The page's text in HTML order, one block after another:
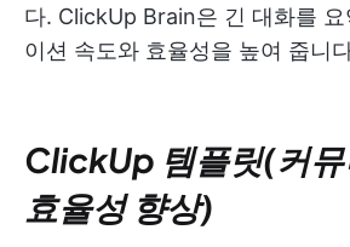
다. ClickUp Brain은 긴 대화를 요
이션 속도와 효율성을 높여 줍니
ClickUp 템플릿(커
효율성 향상)